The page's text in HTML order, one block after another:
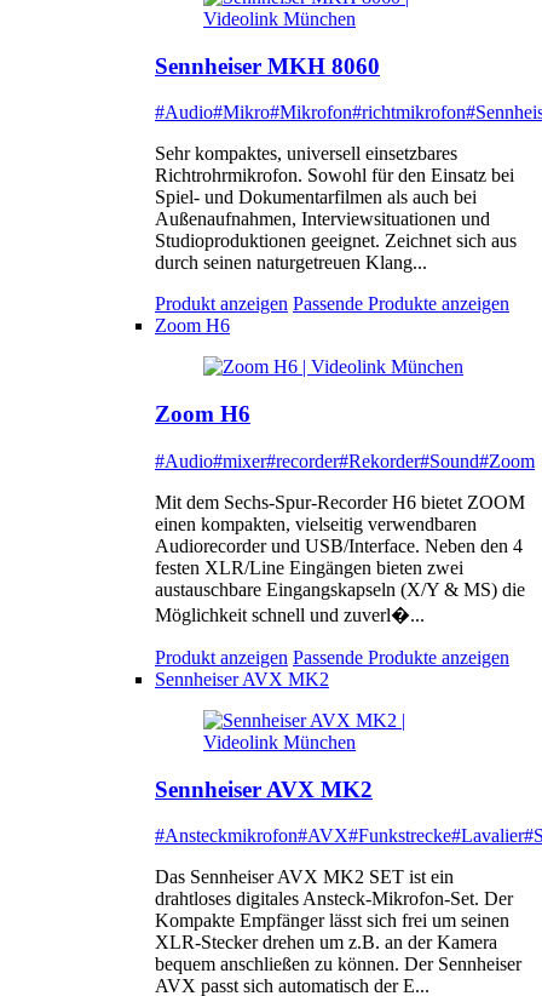
Sennheiser MKH 8060
#Audio#Mikro#Mikrofon#richtmikrofon
Sehr kompaktes, universell einsetzbares
Richtrohrmikrofon. Sowohl für den Einsatz bei
Spiel- und Dokumentarfilmen als auch bei
Außenaufnahmen, Interviewsituationen und
Studioproduktionen geeignet. Zeichnet sich aus
durch seinen naturgetreuen Klang...
Produkt anzeigen Passende Produkte anzeigen
Zoom H6
Zoom H6
#Audio#mixer#recorder#Rekorder#Sound#Zoom
Mit dem Sechs-Spur-Recorder H6 bietet ZOOM
einen kompakten, vielseitig verwendbaren
Audiorecorder und USB/Interface. Neben den 4
festen XLR/Line Eingängen bieten zwei
austauschbare Eingangskapseln (X/Y & MS) die
Möglichkeit schnell und zuverl�...
Produkt anzeigen Passende Produkte anzeigen
Sennheiser AVX MK2
Sennheiser AVX MK2
#Ansteckmikrofon#AVX#Funkstrecke#Lavalier
Das Sennheiser AVX MK2 SET ist ein
drahtloses digitales Ansteck-Mikrofon-Set. Der
Kompakte Empfänger lässt sich frei um seinen
XLR-Stecker drehen um z.B. an der Kamera
bequem anschließen zu können. Der Sennheiser
AVX passt sich automatisch der E...